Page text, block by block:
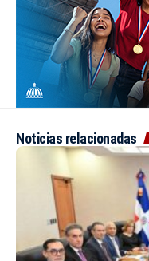
Noticias relacionadas